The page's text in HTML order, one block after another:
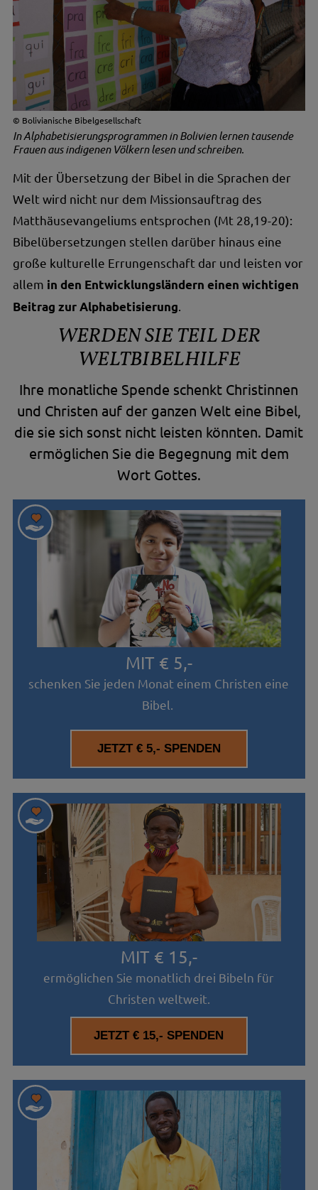
Bolivianische Bibelgesellschaft
In Alphabetisierungsprogrammen in Bolivien lernen tausende
Frauen aus indigenen Völkern lesen und schreiben.
Mit der Übersetzung der Bibel in die Sprachen der
Welt wird nicht nur dem Missionsauftrag des
Matthäusevangeliums entsprochen (Mt 28,19-20):
Bibel­übersetzungen stellen darüber hinaus eine
große kulturelle Errungenschaft dar und leisten vor
allem in den Entwicklungsländern einen wichtigen
Beitrag zur Alphabetisierung
WERDEN SIE TEIL DER
WELTBIBELHILFE
Ihre monatliche Spende schenkt Christinnen
und Christen auf der ganzen Welt eine Bibel,
die sie sich sonst nicht leisten könnten. Damit
ermöglichen Sie die Begegnung mit dem
Wort Gottes.
MIT € 5,-
schenken Sie jeden Monat einem Christen eine
Bibel.
MIT € 15,-
ermöglichen Sie monatlich drei Bibeln für
Christen weltweit.